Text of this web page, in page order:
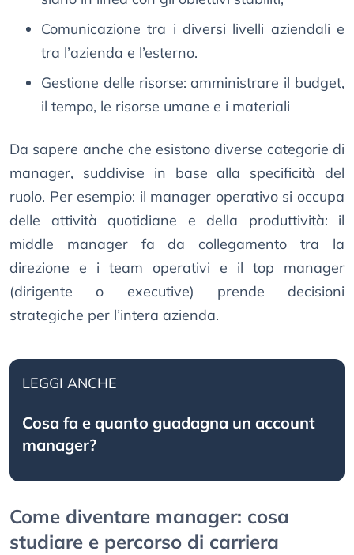
Comunicazione tra i diversi livelli aziendali e
tra l’azienda e l’esterno.
Gestione delle risorse: amministrare il budget,
il tempo, le risorse umane e i materiali
Da sapere anche che esistono diverse categorie di
manager, suddivise in base alla specificità del
ruolo. Per esempio: il manager operativo si occupa
delle attività quotidiane e della produttività: il
middle manager fa da collegamento tra la
direzione e i team operativi e il top manager
(dirigente o executive) prende decisioni
strategiche per l’intera azienda.
LEGGI ANCHE
Cosa fa e quanto guadagna un account
manager?
Come diventare manager: cosa
studiare e percorso di carriera